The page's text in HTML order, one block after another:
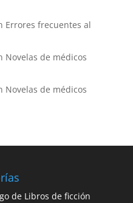
Errores frecuentes al
Novelas de médicos
Novelas de médicos
de Libros de ficción